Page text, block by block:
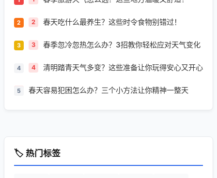
2 春天吃什么最养生？这些时令食物别错过！
3 春季忽冷忽热怎么办？3招教你轻松应对天气变化
4 清明踏青天气多变？这些准备让你玩得安心又开心
5 春天容易犯困怎么办？三个小方法让你精神一整天
🏷️ 热门标签